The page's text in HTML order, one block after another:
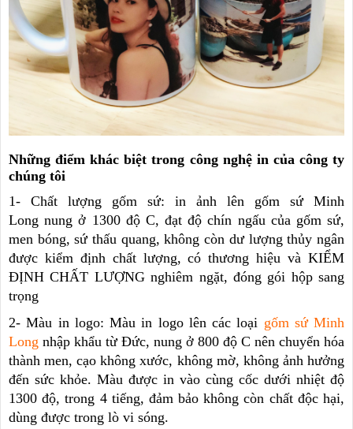
Những điểm khác biệt trong công nghệ in của công ty
chúng tôi
1- Chất lượng gốm sứ:
in ảnh lên gốm sứ Minh
Long nung ở 1300 độ C, đạt độ chín ngấu của gốm sứ,
men bóng, sứ thấu quang, không còn dư lượng thủy ngân
được kiểm định chất lượng, có thương hiệu và KIỂM
ĐỊNH CHẤT LƯỢNG nghiêm ngặt, đóng gói hộp sang
trọng
2-Màu in logo: Màu in logo lên các loại gốm sứ Minh
Long nhập khẩu từ Đức, nung ở 800 độ C nên chuyển hóa
thành men, cạo không xước, không mờ, không ảnh hưởng
đến sức khỏe. Màu được in vào cùng cốc dưới nhiệt độ
1300 độ, trong 4 tiếng, đảm bảo không còn chất độc hại,
dùng được trong lò vi sóng.